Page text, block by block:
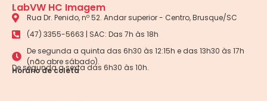
LabVW HC Imagem
Rua Dr. Penido, nº 52. Andar superior - Centro, Brusque/SC
(47) 3355-5663 | SAC: Das 7h às 18h
De segunda a quinta das 6h30 às 12:15h e das 13h30 às 17h
(não abre sábado).
Horário de coleta
De segunda a sexta das 6h30 às 10h.